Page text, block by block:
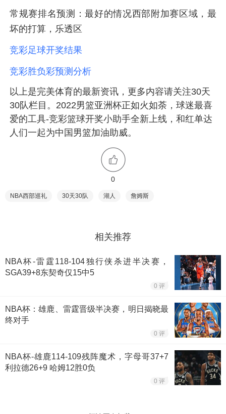
常规赛排名预测：最好的情况西部附加赛区域，最
坏的打算，乐透区
竞彩足球开奖结果
竞彩胜负彩预测分析
以上是完美体育的最新资讯，更多内容请关注30天
30队栏目。2022男篮亚洲杯正如火如荼，球迷最喜
爱的工具-竞彩篮球开奖小助手全新上线，和红单达
人们一起为中国男篮加油助威。
0
NBA西部巡礼 30天30队 湖人 詹姆斯
相关推荐
NBA杯-雷霆118-104独行侠杀进半决赛，
SGA39+8东契奇仅15中5
0 评
NBA杯：雄鹿、雷霆晋级半决赛，明日揭晓最
终对手
0 评
NBA杯-雄鹿114-109残阵魔术，字母哥37+7
利拉德26+9 哈姆12胜0负
0 评